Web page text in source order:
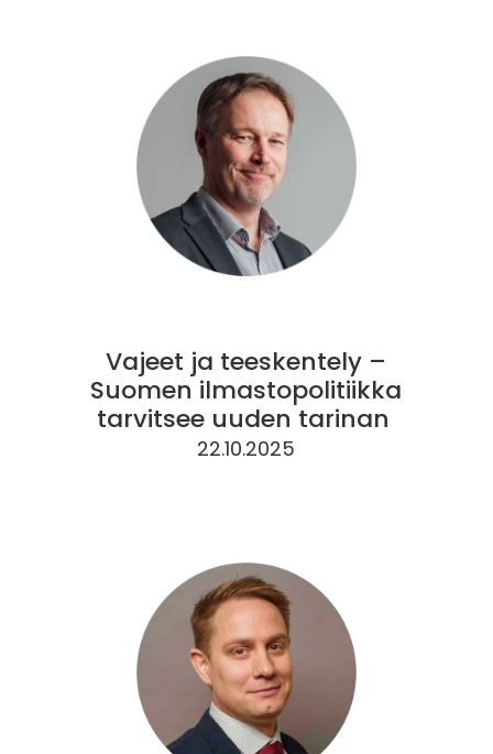
Vajeet ja teeskentely –
Suomen ilmastopolitiikka
tarvitsee uuden tarinan
22.10.2025